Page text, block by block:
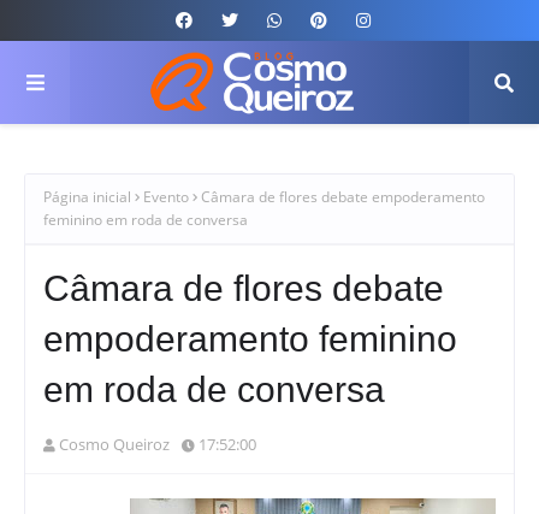
Página inicial Evento
Câmara de flores debate empoderamento
feminino em roda de conversa
Câmara de flores debate
empoderamento feminino
em roda de conversa
Cosmo Queiroz 17:52:00